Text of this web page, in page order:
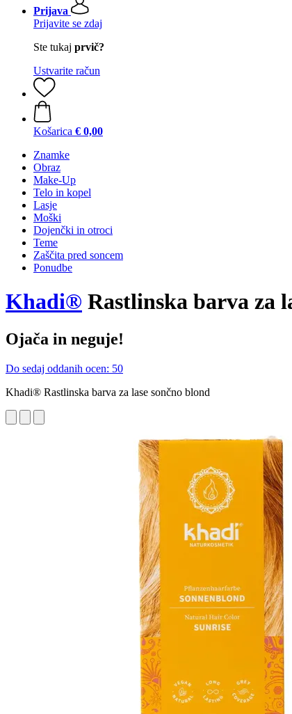
Prijava
Prijavite se zdaj
Ste tukaj prvič?
Ustvarite račun
Košarica € 0,00
Znamke
Obraz
Make-Up
Telo in kopel
Lasje
Moški
Dojenčki in otroci
Teme
Zaščita pred soncem
Ponudbe
Khadi® Rastlinska barva za
Ojača in neguje!
Do sedaj oddanih ocen: 50
Khadi® Rastlinska barva za lase sončno blond